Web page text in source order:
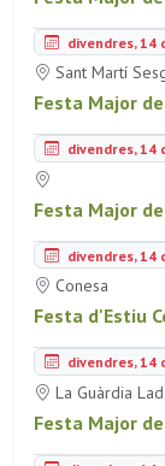
divendres, 14
Sant Martí
Festa Major
divendres, 14
Festa Major
divendres, 14
Conesa
Festa d'Estiu
divendres, 14
La Guàrdia
Festa Major